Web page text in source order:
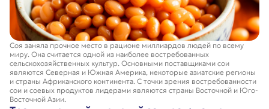
Соя заняла прочное место в рационе миллиардов людей по всему
миру. Она считается одной из наиболее востребованных
сельскохозяйственных культур. Основными поставщиками сои
являются Северная и Южная Америка, некоторые азиатские регионы
и страны Африканского континента. С точки зрения востребованности
сои и соевых продуктов лидерами являются страны Восточной и Юго-
Восточной Азии.